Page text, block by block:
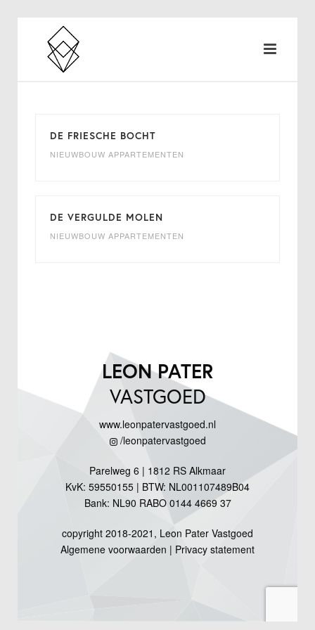
DE FRIESCHE BOCHT
NIEUWBOUW APPARTEMENTEN
DE VERGULDE MOLEN
NIEUWBOUW APPARTEMENTEN
LEON PATER
VASTGOED
www.leonpatervastgoed.nl
/leonpatervastgoed
Parelweg 6 | 1812 RS Alkmaar
KvK: 59550155 | BTW: NL001107489B04
Bank: NL90 RABO 0144 4669 37
copyright 2018-2021, Leon Pater Vastgoed
Algemene voorwaarden | Privacy statement